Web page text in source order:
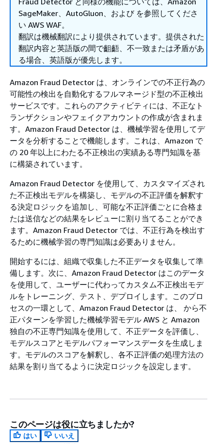
SageMaker、AutoGluon、および を参照してくださ
い AWS WAF。
翻訳は機械翻訳により提供されています。提供された
翻訳内容と英語版の間で齟齬、不一致または矛盾があ
る場合、英語版が優先します。
Amazon Fraud Detector は、オンラインでの不正行為の
可能性の検出を自動化するフルマネージド型の不正検出
サービスです。これらのアクティビティには、不正なト
ランザクションやフェイクアカウントの作成が含まれま
す。Amazon Fraud Detector は、機械学習を使用してデ
ータを分析することで機能します。これは、Amazon で
の 20 年以上にわたる不正検出の実績ある専門知識を基
に構築されています。
Amazon Fraud Detector を使用して、カスタマイズされ
た不正検出モデルを構築し、モデルの不正評価を解釈す
る決定ロジックを追加し、可能な不正評価ごとに合格ま
たは送信などの結果をレビューに割り当てることができ
ます。Amazon Fraud Detector では、不正行為を検出す
るために機械学習の専門知識は必要ありません。
開始するには、組織で収集した不正データを収集して準
備します。次に、Amazon Fraud Detector はこのデータ
を使用して、ユーザーに代わってカスタム不正検出モデ
ルをトレーニング、テスト、デプロイします。このプロ
セスの一環として、Amazon Fraud Detector は、 から不
正パターンを学習した機械学習モデル AWS と Amazon
独自の不正専門知識を使用して、不正データを評価し、
モデルスコアとモデルパフォーマンスデータを生成しま
す。モデルのスコアを解釈し、各不正評価の処理方法の
結果を割り当てるように決定ロジックを設定します。
このページは役に立ちましたか?
はい
いいえ